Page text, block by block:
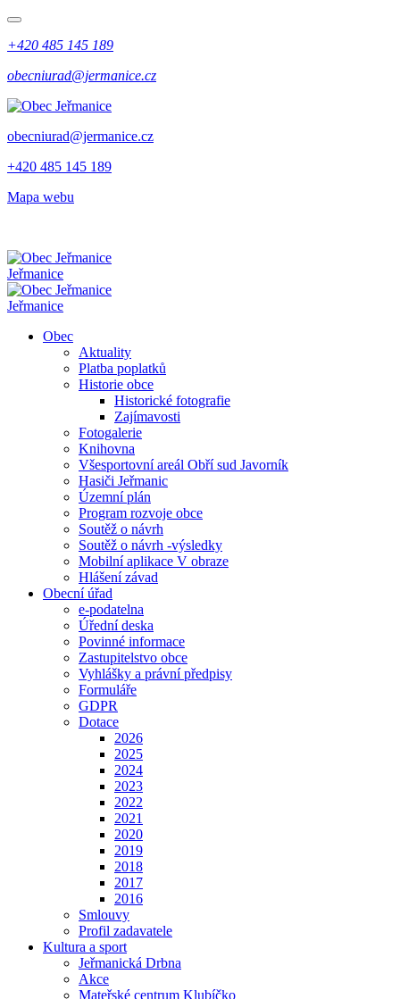
+420 485 145 189
obecniurad@jermanice.cz
obecniurad@jermanice.cz
+420 485 145 189
Mapa webu
Jeřmanice
Jeřmanice
Obec
Aktuality
Platba poplatků
Historie obce
Historické fotografie
Zajímavosti
Fotogalerie
Knihovna
Všesportovní areál Obří sud Javorník
Hasiči Jeřmanic
Územní plán
Program rozvoje obce
Soutěž o návrh
Soutěž o návrh -výsledky
Mobilní aplikace V obraze
Hlášení závad
Obecní úřad
e-podatelna
Úřední deska
Povinné informace
Zastupitelstvo obce
Vyhlášky a právní předpisy
Formuláře
GDPR
Dotace
2026
2025
2024
2023
2022
2021
2020
2019
2018
2017
2016
Smlouvy
Profil zadavatele
Kultura a sport
Jeřmanická Drbna
Akce
Mateřské centrum Klubíčko